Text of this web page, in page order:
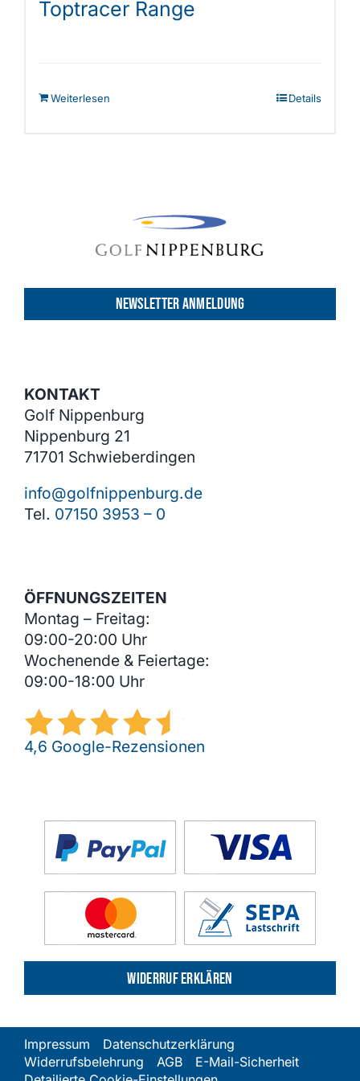
Toptracer Range
Weiterlesen Details
NEWSLETTER ANMELDUNG
KONTAKT
Golf Nippenburg
Nippenburg 21
71701 Schwieberdingen
info@golfnippenburg.de
Tel. 07150 3953 – 0
ÖFFNUNGSZEITEN
Montag – Freitag:
09:00-20:00 Uhr
Wochenende & Feiertage:
09:00-18:00 Uhr
4,6 Google-Rezensionen
Widerruf erklären
Impressum
Datenschutzerklärung
Widerrufsbelehrung
AGB
E-Mail-Sicherheit